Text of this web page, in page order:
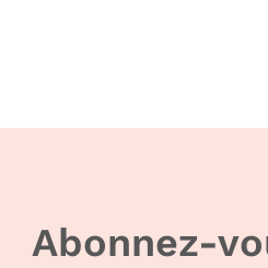
Abonnez-